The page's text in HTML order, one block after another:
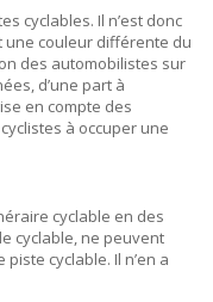
cyclables. Il n’est donc
une couleur différente du
des automobilistes sur
d’une part à
en compte des
à occuper une
cyclable en des
cyclable, ne peuvent
cyclable. Il n’en a